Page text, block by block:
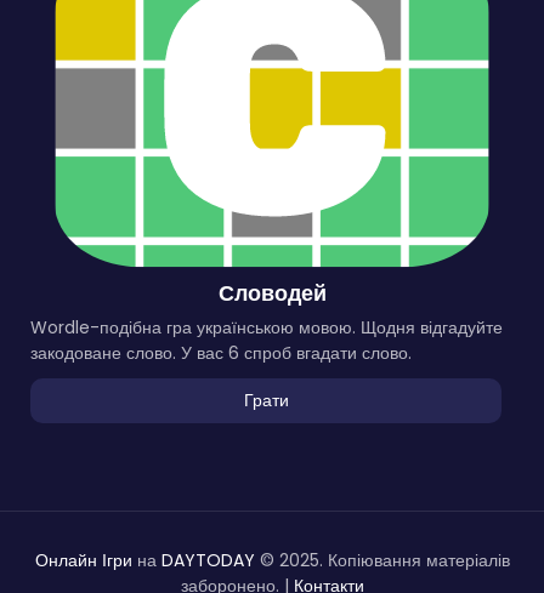
Словодей
Wordle-подібна гра українською мовою. Щодня відгадуйте
закодоване слово. У вас 6 спроб вгадати слово.
Грати
Онлайн Ігри на DAYTODAY © 2025. Копіювання матеріалів
заборонено. | Контакти